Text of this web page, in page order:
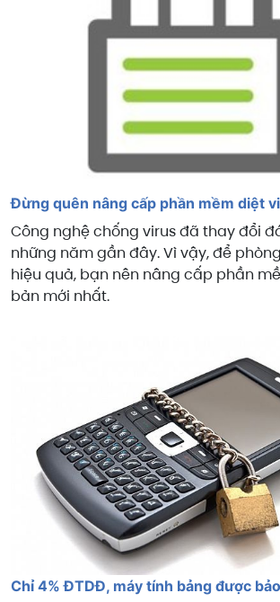
Đừng quên nâng cấp phần mềm diệt
Công nghệ chống virus đã thay đổi
những năm gần đây. Vì vậy, để
hiệu quả, bạn nên nâng cấp phần
bản mới nhất.
Chỉ 4% ĐTDĐ, máy tính bảng được